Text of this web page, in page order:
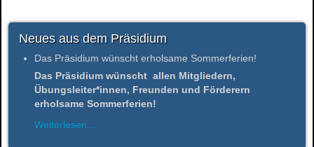
Neues aus dem Präsidium
Das Präsidium wünscht erholsame Sommerferien!
Das Präsidium wünscht allen Mitgliedern,
Übungsleiter*innen, Freunden und Förderern
erholsame Sommerferien!
Weiterlesen...